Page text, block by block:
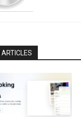
ARTICLES